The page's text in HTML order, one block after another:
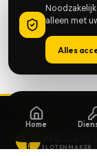
Home
SLOTENMAKER
alleen met
Alles